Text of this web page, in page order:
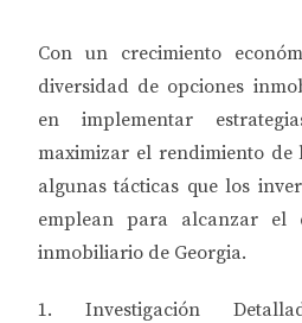
Con un crecimiento
diversidad de opciones
en implementar
maximizar el rendimiento
algunas tácticas que los
emplean para alcanzar el
inmobiliario de Georgia.
1. Investigación